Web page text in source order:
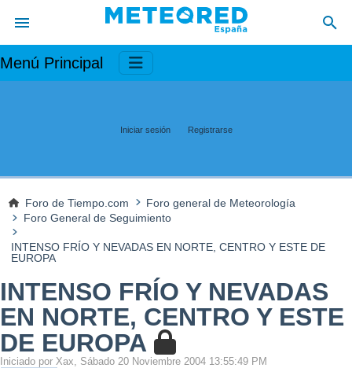
Menú Principal
Iniciar sesión Registrarse
Foro de Tiempo.com
Foro general de Meteorología
Foro General de Seguimiento
INTENSO FRÍO Y NEVADAS EN NORTE, CENTRO Y ESTE DE
EUROPA
INTENSO FRÍO Y NEVADAS
EN NORTE, CENTRO Y ESTE
DE EUROPA
Iniciado por Xax, Sábado 20 Noviembre 2004 13:55:49 PM